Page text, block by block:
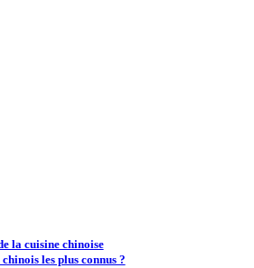
la cuisine chinoise
les plus connus ?